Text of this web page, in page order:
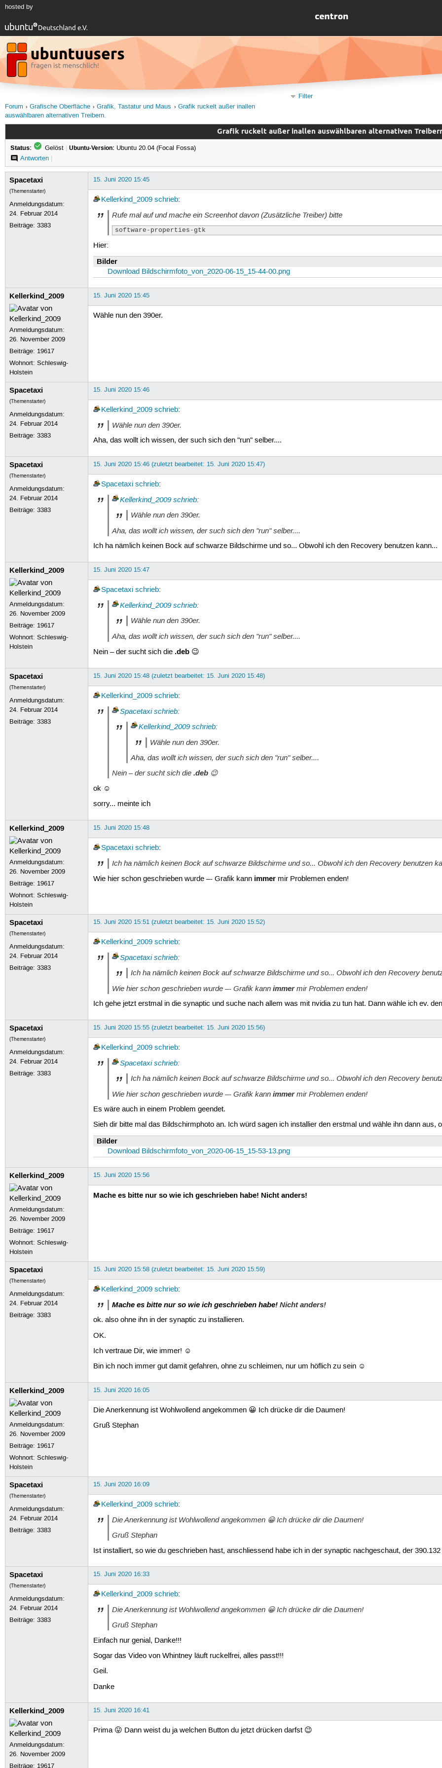
hosted by
Filter
Forum
Grafische Oberfläche Grafik, Tastatur und Maus
Grafik ruckelt außer inallen
auswählbaren alternativen Treibern.
Grafik ruckelt außer inallen auswählbaren alternativen
Status: Gelöst | Ubuntu-Version: Ubuntu 20.04 (Focal Fossa)
Antworten|
Spacetaxi
(Themenstarter)
Anmeldungsdatum:
24. Februar 2014
Beiträge:3383
15. Juni 2020 15:45
Kellerkind_2009 schrieb:
Rufe mal auf und mache ein Screenhot davon (Zusätzliche Treiber) bitte
software-properties-gtk
Hier:
Bilder
Download Bildschirmfoto_von_2020-06-15_15-44-00.png
Kellerkind_2009
Anmeldungsdatum:
26. November 2009
Beiträge: 19617
Wohnort: Schleswig-
Holstein
15. Juni 2020 15:45
Wähle nun den 390er.
Spacetaxi
(Themenstarter)
Anmeldungsdatum:
24. Februar 2014
Beiträge:3383
15. Juni 2020 15:46
Kellerkind_2009 schrieb:
Wähle nun den 390er.
Aha, das wollt ich wissen, der such sich den "run" selber....
Spacetaxi
(Themenstarter)
Anmeldungsdatum:
24. Februar 2014
Beiträge:3383
15. Juni 2020 15:46 (zuletzt bearbeitet: 15. Juni 2020 15:47)
Spacetaxi schrieb:
Kellerkind_2009 schrieb:
Wähle nun den 390er.
Aha, das wollt ich wissen, der such sich den "run" selber....
Ich ha nämlich keinen Bock auf schwarze Bildschirme und so... Obwohl ich den Recovery benutzen kann...
Kellerkind_2009
Anmeldungsdatum:
26. November 2009
Beiträge: 19617
Wohnort: Schleswig-
Holstein
15. Juni 2020 15:47
Spacetaxi schrieb:
Kellerkind_2009 schrieb:
Wähle nun den 390er.
Aha, das wollt ich wissen, der such sich den "run" selber....
Nein – der sucht sich die .deb😉
Spacetaxi
(Themenstarter)
Anmeldungsdatum:
24. Februar 2014
Beiträge:3383
15. Juni 2020 15:48 (zuletzt bearbeitet: 15. Juni 2020 15:48)
Kellerkind_2009 schrieb:
Spacetaxi schrieb:
Kellerkind_2009 schrieb:
Wähle nun den 390er.
Aha, das wollt ich wissen, der such sich den "run" selber....
Nein – der sucht sich die .deb😉
ok ☺
sorry... meinte ich
Kellerkind_2009
Anmeldungsdatum:
26. November 2009
Beiträge: 19617
Wohnort: Schleswig-
Holstein
15. Juni 2020 15:48
Spacetaxi schrieb:
Ich ha nämlich keinen Bock auf schwarze Bildschirme und so... Obwohl ich den Recovery benutzen
Wie hier schon geschrieben wurde –- Grafik kann immermir Problemen enden!
Spacetaxi
(Themenstarter)
Anmeldungsdatum:
24. Februar 2014
Beiträge:3383
15. Juni 2020 15:51 (zuletzt bearbeitet: 15. Juni 2020 15:52)
Kellerkind_2009 schrieb:
Spacetaxi schrieb:
Ich ha nämlich keinen Bock auf schwarze Bildschirme und so... Obwohl ich den Recovery
Wie hier schon geschrieben wurde –- Grafik kann immermir Problemen enden!
Ich gehe jetzt erstmal in die synaptic und suche nach allem was mit nvidia zu tun hat. Dann wähle ich ev.
Spacetaxi
(Themenstarter)
Anmeldungsdatum:
24. Februar 2014
Beiträge:3383
15. Juni 2020 15:55 (zuletzt bearbeitet: 15. Juni 2020 15:56)
Kellerkind_2009 schrieb:
Spacetaxi schrieb:
Ich ha nämlich keinen Bock auf schwarze Bildschirme und so... Obwohl ich den Recovery
Wie hier schon geschrieben wurde –- Grafik kann immermir Problemen enden!
Es wäre auch in einem Problem geendet.
Sieh dir bitte mal das Bildschirmphoto an. Ich würd sagen ich installier den erstmal und wähle ihn dann aus,
Bilder
Download Bildschirmfoto_von_2020-06-15_15-53-13.png
Kellerkind_2009
Anmeldungsdatum:
26. November 2009
Beiträge: 19617
Wohnort: Schleswig-
Holstein
15. Juni 2020 15:56
Mache es bitte nur so wie ich geschrieben habe! Nicht anders!
Spacetaxi
(Themenstarter)
Anmeldungsdatum:
24. Februar 2014
Beiträge:3383
15. Juni 2020 15:58 (zuletzt bearbeitet: 15. Juni 2020 15:59)
Kellerkind_2009 schrieb:
Mache es bitte nur so wie ich geschrieben habe! Nicht anders!
ok. also ohne ihn in der synaptic zu installieren.
OK.
Ich vertraue Dir, wie immer! ☺
Bin ich noch immer gut damit gefahren, ohne zu schleimen, nur um höflich zu sein ☺
Kellerkind_2009
Anmeldungsdatum:
26. November 2009
Beiträge: 19617
Wohnort: Schleswig-
Holstein
15. Juni 2020 16:05
Die Anerkennung ist Wohlwollend angekommen 😀 Ich drücke dir die Daumen!
Gruß Stephan
Spacetaxi
(Themenstarter)
Anmeldungsdatum:
24. Februar 2014
Beiträge:3383
15. Juni 2020 16:09
Kellerkind_2009 schrieb:
Die Anerkennung ist Wohlwollend angekommen 😀 Ich drücke dir die Daumen!
Gruß Stephan
Ist installiert, so wie du geschrieben hast, anschliessend habe ich in der synaptic nachgeschaut, der
Spacetaxi
(Themenstarter)
Anmeldungsdatum:
24. Februar 2014
Beiträge:3383
15. Juni 2020 16:33
Kellerkind_2009 schrieb:
Die Anerkennung ist Wohlwollend angekommen 😀 Ich drücke dir die Daumen!
Gruß Stephan
Einfach nur genial, Danke!!!
Sogar das Video von Whintney läuft ruckelfrei, alles passt!!!
Geil.
Danke
Kellerkind_2009
Anmeldungsdatum:
26. November 2009
Beiträge: 19617
15. Juni 2020 16:41
Prima 😛 Dann weist du ja welchen Button du jetzt drücken darfst 😉